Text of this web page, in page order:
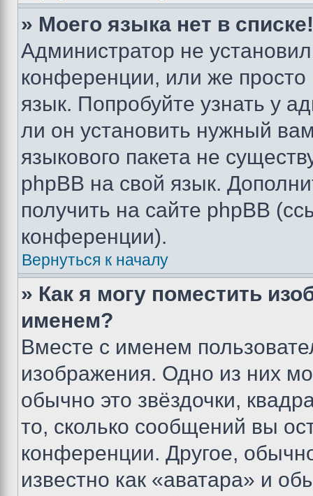
» Моего языка нет в списке!
Администратор не
конференции, или же
язык. Попробуйте узнать у
ли он установить нужный
языкового пакета не
phpBB на свой язык.
получить на сайте phpBB
конференции).
Вернуться к началу
» Как я могу поместить
именем?
Вместе с именем
изображения. Одно из них
обычно это звёздочки,
то, сколько сообщений вы
конференции. Другое,
известно как «аватара» и